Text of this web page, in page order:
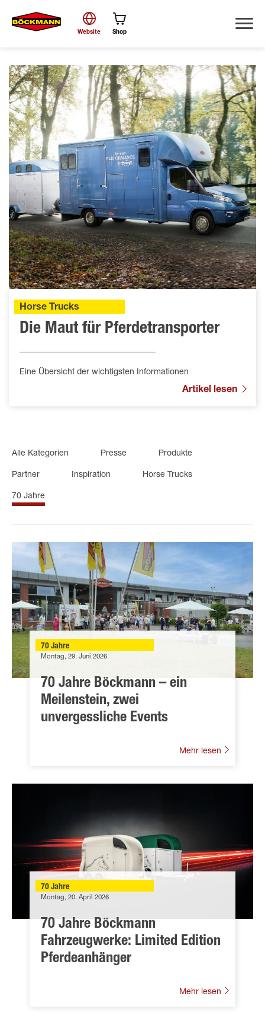
Suche
Website Shop
Horse Trucks
Die Maut für Pferdetransporter
Eine Übersicht der wichtigsten Informationen
Artikel lesen
Alle Kategorien Presse Produkte
Partner Inspiration Horse Trucks
70 Jahre
70 Jahre
Montag, 29. Juni 2026
70 Jahre Böckmann – ein
Meilenstein, zwei
unvergessliche Events
Mehr lesen
70 Jahre
Montag, 20. April 2026
70 Jahre Böckmann
Fahrzeugwerke: Limited Edition
Pferdeanhänger
Mehr lesen